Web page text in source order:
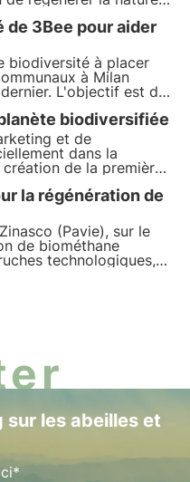
mission allie
de 3Bee pour aider
biodiversité à placer
à Milan
L'objectif est de
et des ingénieurs.
et des ingénieurs
sur pied et à
durable.
biodiversifiée
et de
dans la
de la première
composée de 50
de Barbara
la régénération de
(Pavie), sur le
de biométhane
technologiques,
sauvages et
les abeilles et